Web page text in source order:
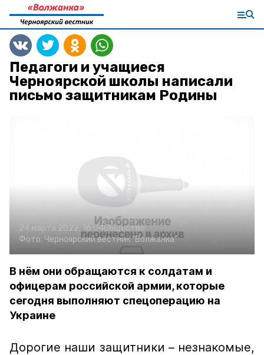
Педагоги и учащиеся
Черноярской школы написали
письмо защитникам Родины
24 марта 2022, 16:04Общество
Фото: Черноярский вестник "Волжанка"
В нём они обращаются к солдатам и
офицерам российской армии, которые
сегодня выполняют спецоперацию на
Украине
Дорогие наши защитники – незнакомые,